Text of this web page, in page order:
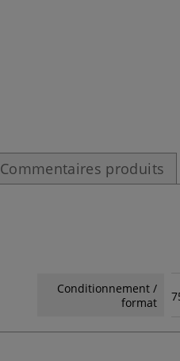
Commentaires produits
Conditionnement /
format